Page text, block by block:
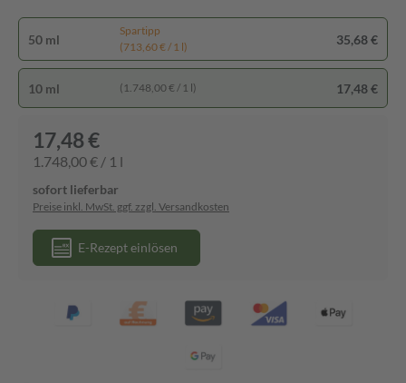
50 ml
Spartipp
(713,60 € / 1 l)
35,68 €
10 ml (1.748,00 € / 1 l) 17,48 €
17,48 €
1.748,00 € / 1 l
sofort lieferbar
Preise inkl. MwSt. ggf. zzgl. Versandkosten
E-Rezept einlösen